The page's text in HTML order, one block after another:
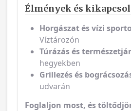
Élmények és
Horgászat és vízi
Víztározón
Túrázás és
hegyekben
Grillezés és
udvarán
Foglaljon most, és